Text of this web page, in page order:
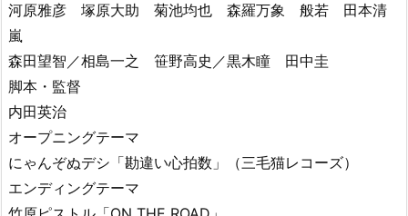
河原雅彦 塚原大助 菊池均也 森羅万象 般若 田本清
嵐
森田望智／相島一之 笹野高史／黒木瞳 田中圭
脚本・監督
内田英治
オープニングテーマ
にゃんぞぬデシ「勘違い心拍数」（三毛猫レコーズ）
エンディングテーマ